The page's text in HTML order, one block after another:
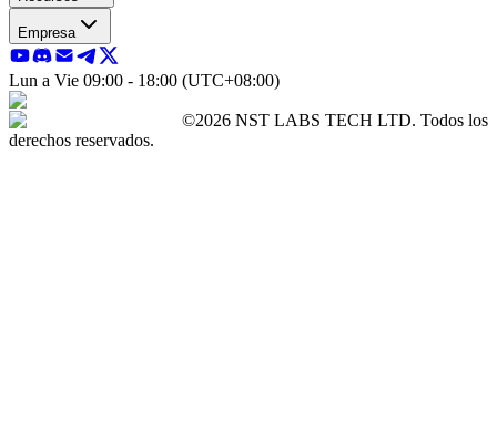
Empresa
Lun a Vie 09:00 - 18:00 (UTC+08:00)
©2026 NST LABS TECH LTD. Todos los
derechos reservados.